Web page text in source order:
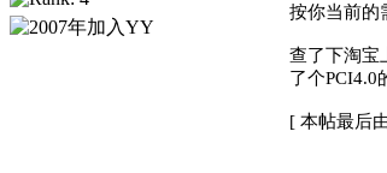
按你当前
查了下淘宝
了个
[ 本帖最后